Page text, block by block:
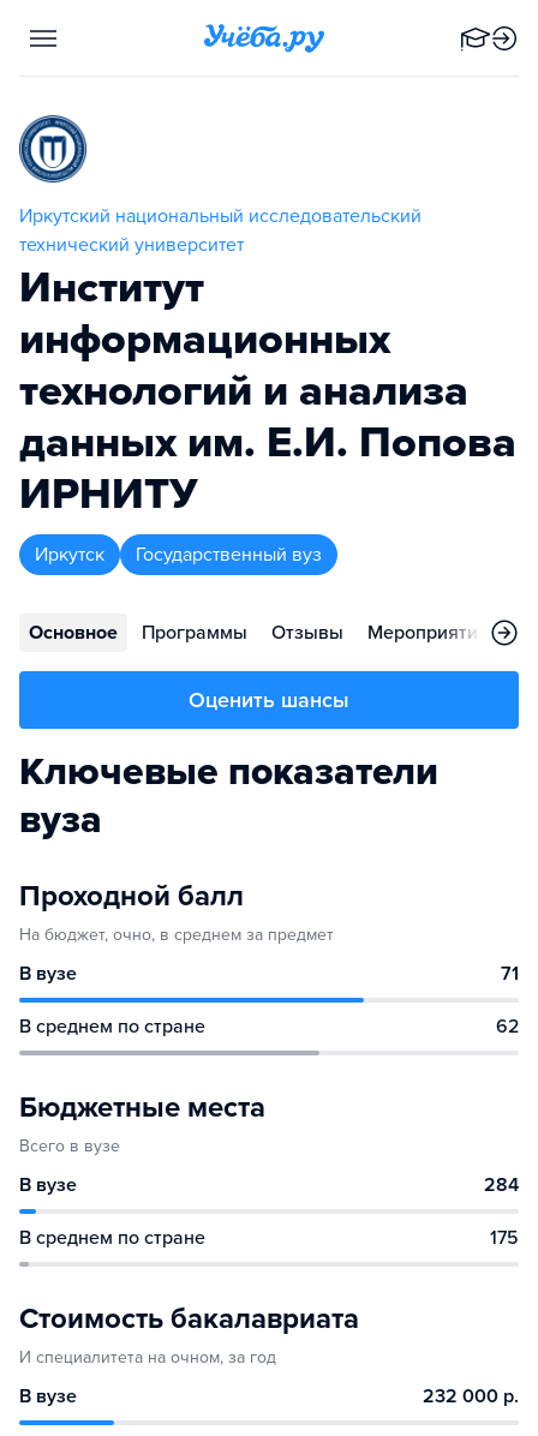
Иркутский национальный исследовательский
технический университет
Институт
информационных
технологий и анализа
данных им. Е.И. Попова
ИРНИТУ
Иркутск Государственный вуз
Основное Программы Отзывы Мероприятия
Оценить шансы
Ключевые показатели
вуза
Проходной балл
На бюджет, очно, в среднем за предмет
В вузе 71
В среднем по стране 62
Бюджетные места
Всего в вузе
В вузе 284
В среднем по стране 175
Стоимость бакалавриата
И специалитета на очном, за год
В вузе 232 000 р.